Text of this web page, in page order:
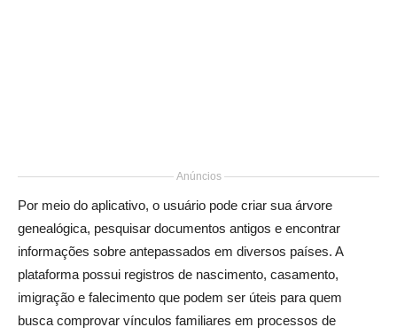
Anúncios
Por meio do aplicativo, o usuário pode criar sua árvore
genealógica, pesquisar documentos antigos e encontrar
informações sobre antepassados em diversos países. A
plataforma possui registros de nascimento, casamento,
imigração e falecimento que podem ser úteis para quem
busca comprovar vínculos familiares em processos de